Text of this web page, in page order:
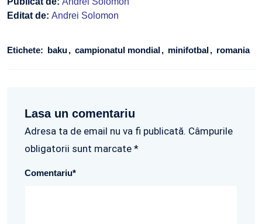
Editat de: Andrei Solomon
Etichete: baku campionatul mondial minifotbal romania
Lasa un comentariu
Adresa ta de email nu va fi publicată. Câmpurile
obligatorii sunt marcate *
Comentariu*